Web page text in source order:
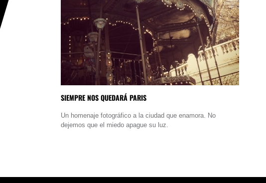
SIEMPRE NOS QUEDARÁ PARIS
Un homenaje fotográfico a la ciudad que enamora. No
dejemos que el miedo apague su luz.